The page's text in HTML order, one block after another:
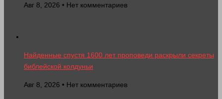
Авг 8, 2026 • Нет комментариев
Найденные спустя 1600 лет проповеди раскрыли секреты
библейской колдуньи
Авг 8, 2026 • Нет комментариев